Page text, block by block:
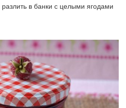
в банки с целыми ягодами